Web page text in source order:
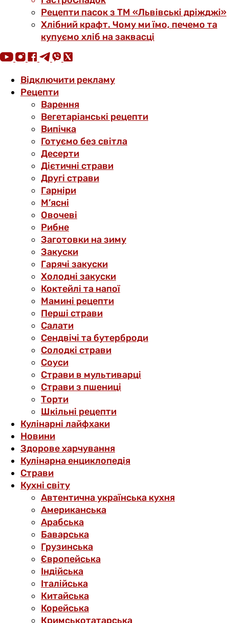
Рецепти пасок з ТМ «Львівські дріжджі»
Хлібний крафт. Чому ми їмо, печемо та
купуємо хліб на заквасці
Відключити рекламу
Рецепти
Варення
Вегетаріанські рецепти
Випічка
Готуємо без світла
Десерти
Дієтичні страви
Другі страви
Гарніри
М’ясні
Овочеві
Рибне
Заготовки на зиму
Закуски
Гарячі закуски
Холодні закуски
Коктейлі та напої
Мамині рецепти
Перші страви
Салати
Сендвічі та бутерброди
Солодкі страви
Соуси
Страви в мультиварці
Страви з пшениці
Торти
Шкільні рецепти
Кулінарні лайфхаки
Новини
Здорове харчування
Кулінарна енциклопедія
Страви
Кухні світу
Автентична українська кухня
Американська
Арабська
Баварська
Грузинська
Європейська
Індійська
Італійська
Китайська
Корейська
Кримськотатарська